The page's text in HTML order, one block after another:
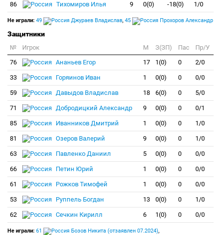
86 Тихомиров Илья 9 0(0) -18(0) 1/0
Не играли: 49 Джураев Владислав, 45 Прохоров Александр
Защитники
№ Игрок M З(ЗП) Пас
Пр/У
76
Ананьев Егор 17 1(0) 0 2/0
33 Горяинов Иван 1 0(0) 0 0/0
59 Давыдов Владислав 18 6(0) 0 5/0
71 Добродицкий Александр 9 0(0) 0 0/1
85 Иванников Дмитрий 1 0(0) 0 1/0
81 Озеров Валерий 9 0(0) 0 1/0
63 Павленко Даниил 5 0(0) 0 0/0
66 Петин Юрий 1 0(0) 0 0/0
61 Рожков Тимофей 1 0(0) 0 0/0
53 Руппель Богдан 13 0(0) 0 1/0
62 Сечкин Кирилл 6 1(0) 0 0/0
Не играли: 61 Бозов Никита (отзаявлен 07.2024),